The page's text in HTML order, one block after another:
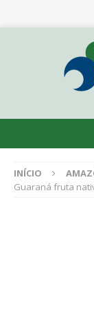
INÍCIO
Guaraná fruta